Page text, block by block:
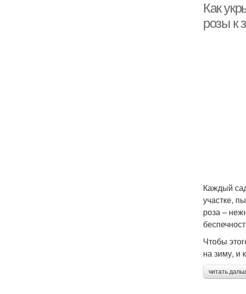
Как
розы к
Каждый
участке,
роза –
Чтобы
на зиму, и
читать